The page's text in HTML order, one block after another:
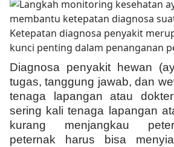
Diagnosa penyakit hewan
tugas, tanggung jawab, dan
tenaga lapangan atau
sering kali tenaga lapangan
kurang menjangkau
peternak harus bisa